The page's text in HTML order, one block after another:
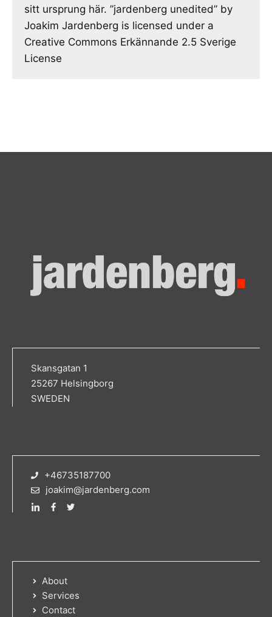
sitt ursprung här. ”jardenberg unedited” by
Joakim Jardenberg is licensed under a
Creative Commons Erkännande 2.5 Sverige
License
Skansgatan 1
25267 Helsingborg
SWEDEN
+46735187700
joakim@jardenberg.com
About
Services
Contact